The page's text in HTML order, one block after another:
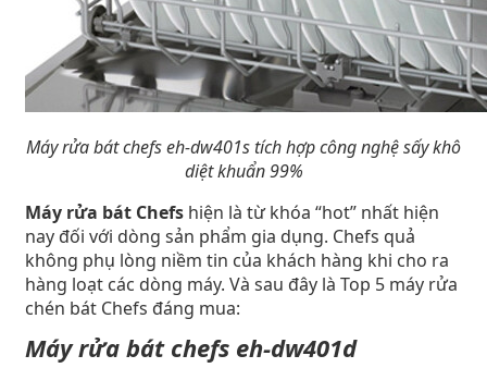
Máy rửa bát chefs eh-dw401s tích hợp công nghệ sấy khô
diệt khuẩn 99%
Máy rửa bát Chefs hiện là từ khóa “hot” nhất hiện
nay đối với dòng sản phẩm gia dụng. Chefs quả
không phụ lòng niềm tin của khách hàng khi cho ra
hàng loạt các dòng máy. Và sau đây là Top 5 máy rửa
chén bát Chefs đáng mua:
Máy rửa bát chefs eh-dw401d